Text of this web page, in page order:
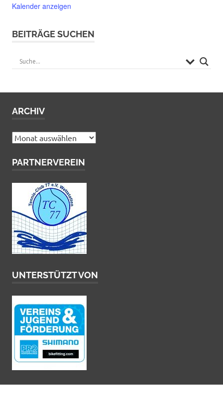
Kalender anzeigen
BEITRÄGE SUCHEN
ARCHIV
Archiv
PARTNERVEREIN
UNTERSTÜTZT VON